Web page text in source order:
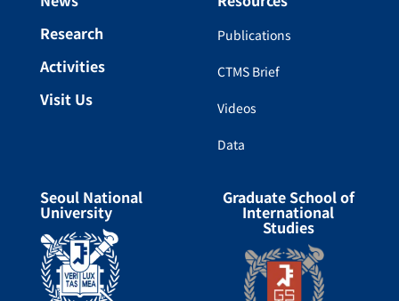
Research
Activities
Visit Us
Publications
CTMS Brief
Videos
Data
Seoul National
University
Graduate School of
International
Studies